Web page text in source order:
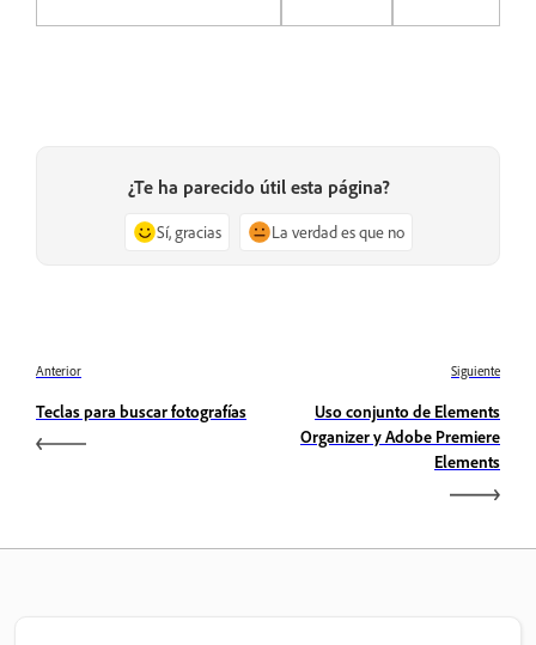
¿Te ha parecido útil esta página?
Sí, gracias La verdad es que no
Anterior
Teclas para buscar fotografías
Siguiente
Uso conjunto de Elements
Organizer y Adobe Premiere
Elements